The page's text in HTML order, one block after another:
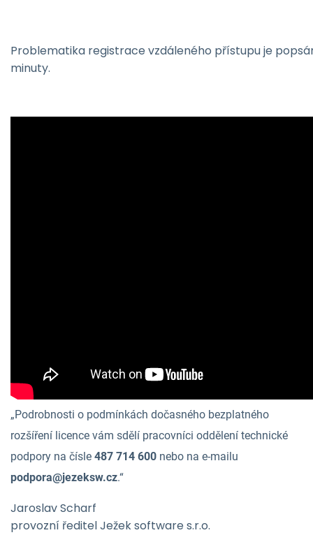
Problematika registrace vzdáleného přístupu je
minuty.
„Podrobnosti o podmínkách dočasného bezplatného
rozšíření licence vám sdělí pracovníci oddělení technické
podpory na čísle 487 714 600 nebo na e-mailu
podpora@jezeksw.cz.“
Jaroslav Scharf
provozní ředitel Ježek software s.r.o.